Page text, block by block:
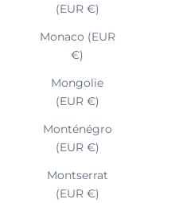
(EUR €)
Monaco (EUR
€)
Mongolie
(EUR €)
Monténégro
(EUR €)
Montserrat
(EUR €)